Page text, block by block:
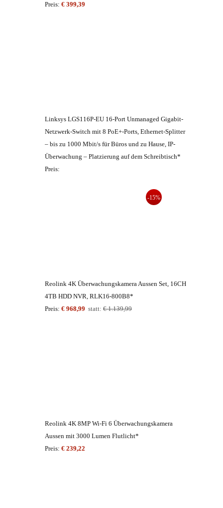
Preis: € 399,39
Linksys LGS116P-EU 16-Port Unmanaged Gigabit-
Netzwerk-Switch mit 8 PoE+-Ports, Ethernet-Splitter
– bis zu 1000 Mbit/s für Büros und zu Hause, IP-
Überwachung – Platzierung auf dem Schreibtisch*
Preis:
-15%
Reolink 4K Überwachungskamera Aussen Set, 16CH
4TB HDD NVR, RLK16-800B8*
Preis: € 968,99 statt: € 1.139,99
Reolink 4K 8MP Wi-Fi 6 Überwachungskamera
Aussen mit 3000 Lumen Flutlicht*
Preis: € 239,22